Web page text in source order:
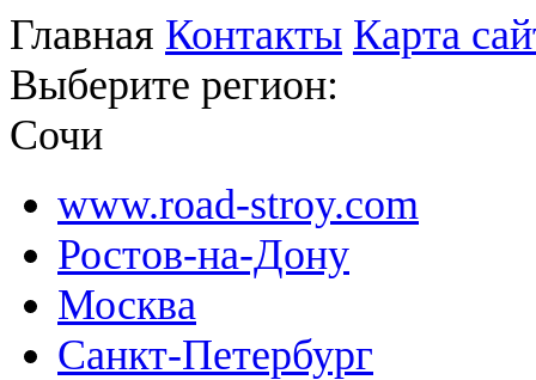
Главная Контакты Карта
Выберите регион:
Сочи
www.road-stroy.com
Ростов-на-Дону
Москва
Санкт-Петербург